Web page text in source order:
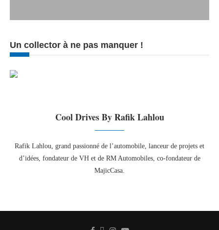
Un collector à ne pas manquer !
Cool Drives By Rafik Lahlou
Rafik Lahlou, grand passionné de l’automobile, lanceur de projets et
d’idées, fondateur de VH et de RM Automobiles, co-fondateur de
MajicCasa.